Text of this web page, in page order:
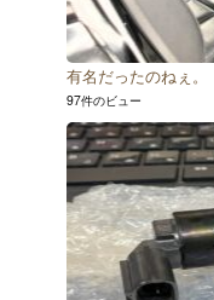
有名だったのねぇ。
97件のビュー